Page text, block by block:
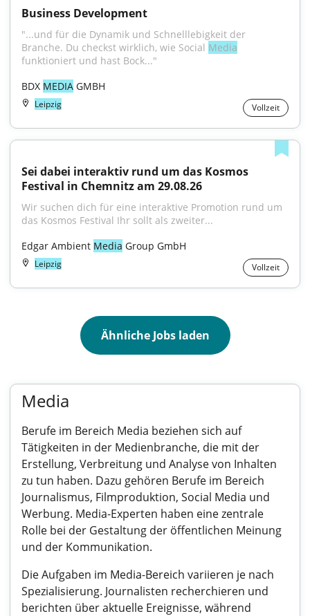
Business Development
"...und für die Dynamik und Schnelllebigkeit der
Branche. Du checkst wirklich, wie Social Media
funktioniert und hast Bock..."
BDX MEDIA GMBH
Leipzig Vollzeit
Sei dabei interaktiv rund um das Kosmos
Festival in Chemnitz am 29.08.26
Wir suchen dich für eine interaktive Promotion rund um
das Kosmos Festival Ihr sollt als zweiter...
Edgar Ambient Media Group GmbH
Leipzig Vollzeit
Ähnliche Jobs laden
Media
Berufe im Bereich Media beziehen sich auf
Tätigkeiten in der Medienbranche, die mit der
Erstellung, Verbreitung und Analyse von Inhalten
zu tun haben. Dazu gehören Berufe im Bereich
Journalismus, Filmproduktion, Social Media und
Werbung. Media-Experten haben eine zentrale
Rolle bei der Gestaltung der öffentlichen Meinung
und der Kommunikation.
Die Aufgaben im Media-Bereich variieren je nach
Spezialisierung. Journalisten recherchieren und
berichten über aktuelle Ereignisse, während